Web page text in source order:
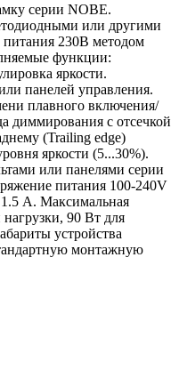
серии NOBE.
или другими
питания 230В методом
функции:
яркости.
панелей управления.
плавного включения/
диммирования с отсечкой
(Trailing edge)
яркости (5...30%).
или панелями серии
питания 100-240V
А. Максимальная
90 Вт для
устройства
монтажную